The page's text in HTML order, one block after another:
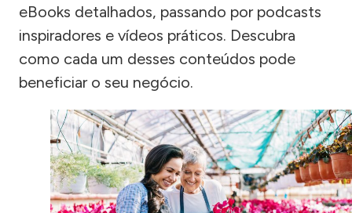
eBooks detalhados, passando por podcasts
inspiradores e vídeos práticos. Descubra
como cada um desses conteúdos pode
beneficiar o seu negócio.